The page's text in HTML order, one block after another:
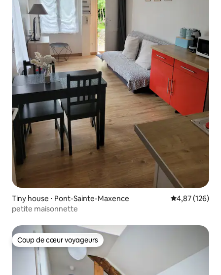
Tiny house ⋅ Pont-Sainte-Maxence Évaluation
4,87 (126)
petite maisonnette
Coup de cœur voyageurs
Coup de cœur voyageurs